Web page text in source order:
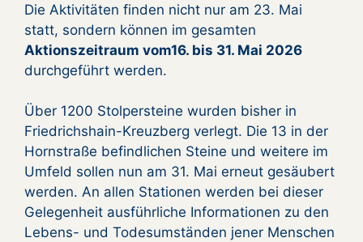
Die Aktivitäten finden nicht nur am 23. Mai
statt, sondern können im gesamten
Aktionszeitraum vom16. bis 31. Mai 2026
durchgeführt werden.
Über 1200 Stolpersteine wurden bisher in
Friedrichshain-Kreuzberg verlegt. Die 13 in der
Hornstraße befindlichen Steine und weitere im
Umfeld sollen nun am 31. Mai erneut gesäubert
werden. An allen Stationen werden bei dieser
Gelegenheit ausführliche Informationen zu den
Lebens- und Todesumständen jener Menschen